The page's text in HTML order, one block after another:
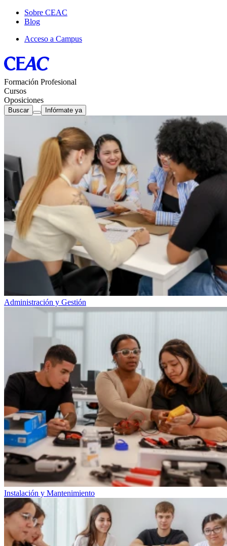
Sobre CEAC
Blog
Acceso a Campus
Formación Profesional
Cursos
Oposiciones
Buscar Infórmate ya
Administración y Gestión
Instalación y Mantenimiento